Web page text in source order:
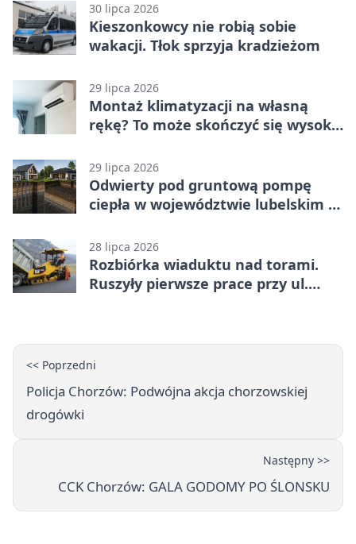
30 lipca 2026
Kieszonkowcy nie robią sobie
wakacji. Tłok sprzyja kradzieżom
29 lipca 2026
Montaż klimatyzacji na własną
rękę? To może skończyć się wysoką
29 lipca 2026
Odwierty pod gruntową pompę
ciepła w województwie lubelskim -
28 lipca 2026
Rozbiórka wiaduktu nad torami.
Ruszyły pierwsze prace przy ul.
<< Poprzedni
Policja Chorzów: Podwójna akcja chorzowskiej
drogówki
Następny >>
CCK Chorzów: GALA GODOMY PO ŚLONSKU